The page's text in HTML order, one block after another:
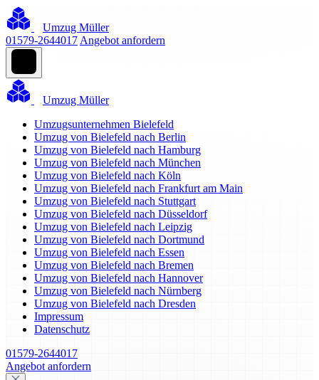
Umzug Müller
01579-2644017 Angebot anfordern
Umzug Müller
Umzugsunternehmen Bielefeld
Umzug von Bielefeld nach Berlin
Umzug von Bielefeld nach Hamburg
Umzug von Bielefeld nach München
Umzug von Bielefeld nach Köln
Umzug von Bielefeld nach Frankfurt am Main
Umzug von Bielefeld nach Stuttgart
Umzug von Bielefeld nach Düsseldorf
Umzug von Bielefeld nach Leipzig
Umzug von Bielefeld nach Dortmund
Umzug von Bielefeld nach Essen
Umzug von Bielefeld nach Bremen
Umzug von Bielefeld nach Hannover
Umzug von Bielefeld nach Nürnberg
Umzug von Bielefeld nach Dresden
Impressum
Datenschutz
01579-2644017
Angebot anfordern